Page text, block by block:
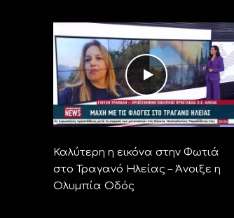
Καλύτερη η εικόνα στην Φωτιά
στο Τραγανό Ηλείας – Άνοιξε η
Ολυμπία Οδός